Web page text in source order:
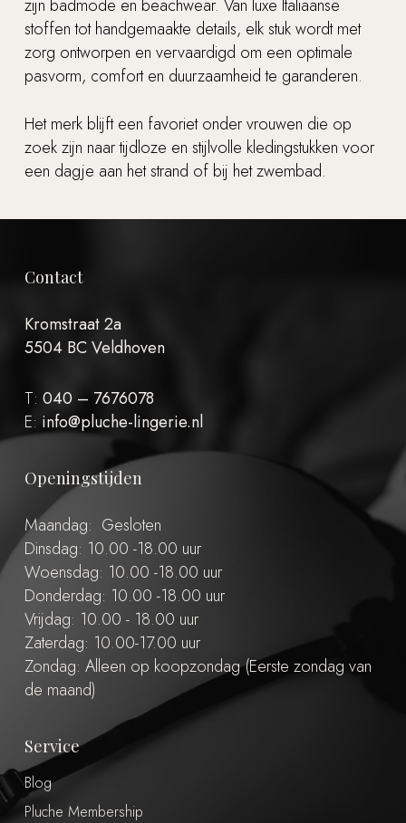
Geen producten in de
winkelwagen.
Go to shop
zijn badmode en beachwear. Van luxe Italiaanse
stoffen tot handgemaakte details, elk stuk wordt met
zorg ontworpen en vervaardigd om een optimale
pasvorm, comfort en duurzaamheid te garanderen.
Het merk blijft een favoriet onder vrouwen die op
zoek zijn naar tijdloze en stijlvolle kledingstukken voor
een dagje aan het strand of bij het zwembad.
Contact
Kromstraat 2a
5504 BC Veldhoven
T: 040 – 7676078
E: info@pluche-lingerie.nl
Openingstijden
Maandag: Gesloten
Dinsdag: 10.00 -18.00 uur
Woensdag: 10.00 -18.00 uur
Donderdag: 10.00 -18.00 uur
Vrijdag: 10.00 - 18.00 uur
Zaterdag: 10.00-17.00 uur
Zondag: Alleen op koopzondag (Eerste zondag van
de maand)
Service
Blog
Pluche Membership